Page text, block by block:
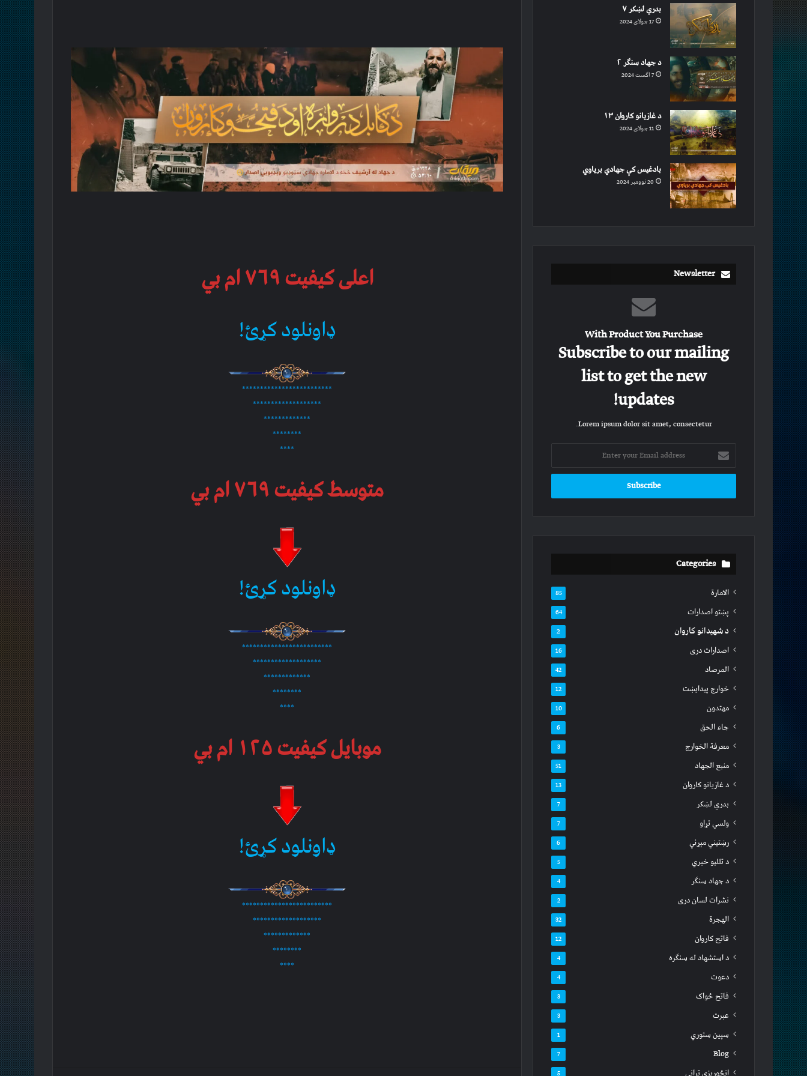
اعلی کیفیت ۷۶۹ ام بي
ډاونلود کړئ!
*************************
*******************
*************
********
****
متوسط کیفیت ۷۶۹ ام بي
ډاونلود کړئ!
*************************
*******************
*************
********
****
موبایل کیفیت ۱۲۵ ام بي
ډاونلود کړئ!
*************************
*******************
*************
********
****
بدري لښکر ۷
17 جولای 2024
د جهاد سنګر ۲
7 اگست 2024
د غازیانو کاروان ۱۳
11 جولای 2024
بادغیس کې جهادي بریاوي
20 نوومبر 2024
Newsletter
With Product You Purchase
Subscribe to our mailing
list to get the new
updates!
Lorem ipsum dolor sit amet, consectetur.
Enter
your
Email
Categories
الامارة 85
پښتو اصدارات 64
د شهیدانو کاروان 2
اصدارات دری 16
المرصاد 42
خوارج پیدایښت 12
مهتدون 10
جاء الحق 6
معرفة الخوارج 3
منبع الجهاد 51
د غازیانو کاروان 13
بدري لښکر 7
ولسي تړاو 7
رښتیني مېړني 6
د تللیو خبري 5
د جهاد سنګر 4
نشرات لسان دری 2
الهجرة 32
فاتح کاروان 12
د استشهاد له سنګره 4
دعوت 4
فاتح ځواک 3
عبرت 3
سپين ستوري 1
Blog
7
انځوریزي ترانې 5